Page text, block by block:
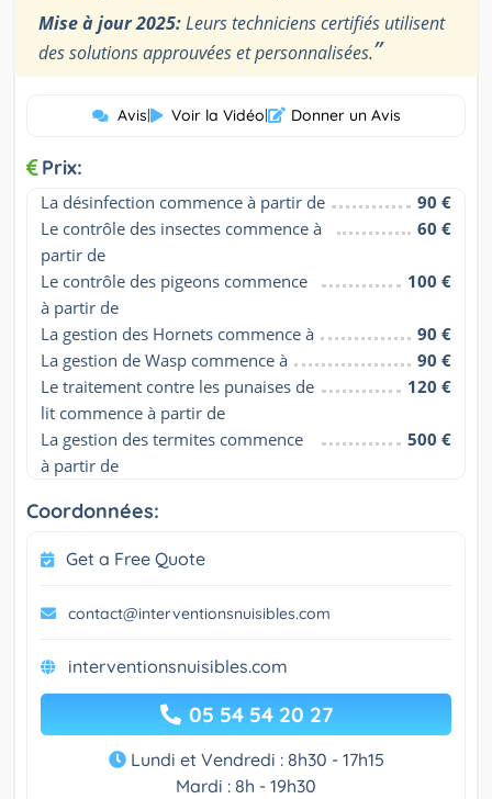
Mise à jour 2025:Leurs techniciens certifiés utilisent
des solutions approuvées et personnalisées.”
Avis| Voir la Vidéo| Donner un Avis
Prix:
La désinfection commence à partir de
90 €
Le contrôle des insectes commence à
partir de
60 €
Le contrôle des pigeons commence
à partir de
100 €
La gestion des Hornets commence à
90 €
La gestion de Wasp commence à
90 €
Le traitement contre les punaises de
lit commence à partir de
120 €
La gestion des termites commence
à partir de
500 €
Coordonnées:
Get a Free Quote
contact@interventionsnuisibles.com
interventionsnuisibles.com
05 54 54 20 27
Lundi et Vendredi : 8h30 - 17h15
Mardi : 8h - 19h30